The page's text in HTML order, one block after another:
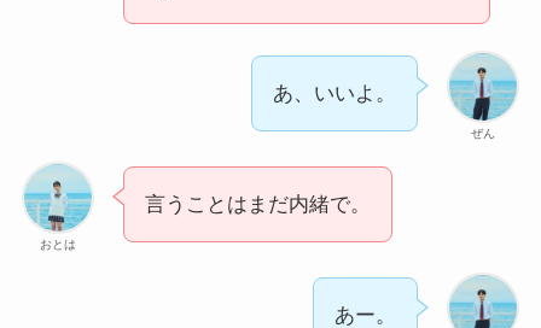
ぜん
あ、いいよ。
おとは
言うことはまだ内緒で。
あー。